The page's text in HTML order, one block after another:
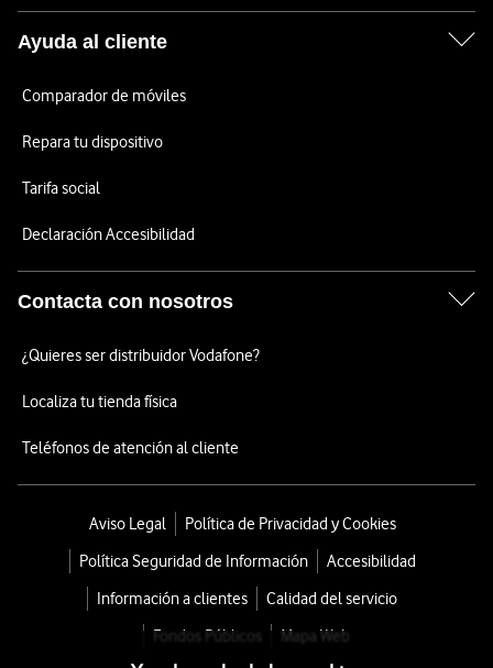
Ayuda al cliente
Comparador de móviles
Repara tu dispositivo
Tarifa social
Declaración Accesibilidad
Contacta con nosotros
¿Quieres ser distribuidor Vodafone?
Localiza tu tienda física
Teléfonos de atención al cliente
Aviso Legal
Política de Privacidad y Cookies
Política Seguridad de Información
Accesibilidad
Información a clientes
Calidad del servicio
Fondos Públicos
Mapa Web